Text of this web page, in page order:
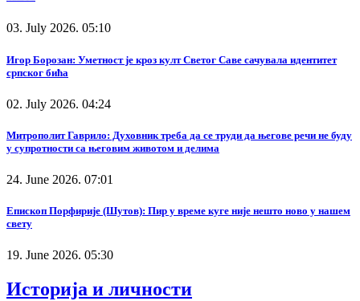
03. July 2026. 05:10
Игор Борозан: Уметност је кроз култ Светог Саве сачувала идентитет
српског бића
02. July 2026. 04:24
Митрополит Гаврило: Духовник треба да се труди да његове речи не буду
у супротности са његовим животом и делима
24. June 2026. 07:01
Епископ Порфирије (Шутов): Пир у време куге није нешто ново у нашем
свету
19. June 2026. 05:30
Историја и личности